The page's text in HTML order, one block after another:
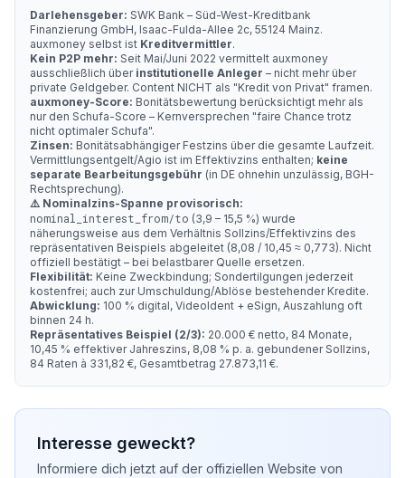
Darlehensgeber: SWK Bank – Süd-West-Kreditbank
Finanzierung GmbH, Isaac-Fulda-Allee 2c, 55124 Mainz.
auxmoney selbst ist Kreditvermittler.
Kein P2P mehr: Seit Mai/Juni 2022 vermittelt auxmoney
ausschließlich über institutionelle Anleger – nicht mehr über
private Geldgeber. Content NICHT als "Kredit von Privat" framen.
auxmoney-Score: Bonitätsbewertung berücksichtigt mehr als
nur den Schufa-Score – Kernversprechen "faire Chance trotz
nicht optimaler Schufa".
Zinsen: Bonitätsabhängiger Festzins über die gesamte Laufzeit.
Vermittlungsentgelt/Agio ist im Effektivzins enthalten; keine
separate Bearbeitungsgebühr (in DE ohnehin unzulässig, BGH-
Rechtsprechung).
⚠️ Nominalzins-Spanne provisorisch:
nominal_interest_from/to (3,9 – 15,5 %) wurde
näherungsweise aus dem Verhältnis Sollzins/Effektivzins des
repräsentativen Beispiels abgeleitet (8,08 / 10,45 ≈ 0,773). Nicht
offiziell bestätigt – bei belastbarer Quelle ersetzen.
Flexibilität: Keine Zweckbindung; Sondertilgungen jederzeit
kostenfrei; auch zur Umschuldung/Ablöse bestehender Kredite.
Abwicklung: 100 % digital, VideoIdent + eSign, Auszahlung oft
binnen 24 h.
Repräsentatives Beispiel (2/3): 20.000 € netto, 84 Monate,
10,45 % effektiver Jahreszins, 8,08 % p. a. gebundener Sollzins,
84 Raten à 331,82 €, Gesamtbetrag 27.873,11 €.
Interesse geweckt?
Informiere dich jetzt auf der offiziellen Website von